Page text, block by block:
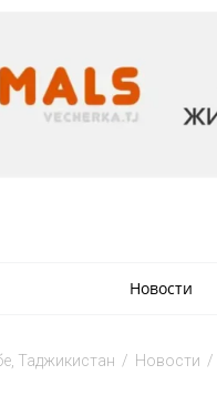
Новости
Таджикистан / Новости /